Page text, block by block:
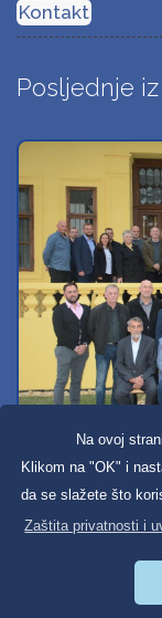
Na ovoj
Klikom na "OK" i
da se slažete što
Zaštita privatnosti i
Kontakt
Posljednje
Svi dobravski
Copyright ©2026.
Zaštita privatnosti|